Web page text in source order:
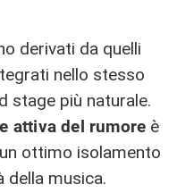
derivati da quelli
nello stesso
stage più naturale.
attiva del rumore è
ottimo isolamento
della musica.